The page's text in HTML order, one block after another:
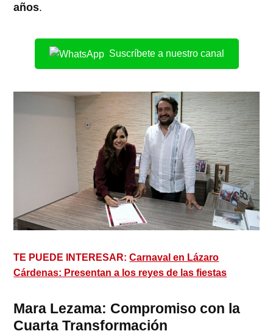
años.
Suscríbete a nuestro canal
TE PUEDE INTERESAR:Carnaval en Lázaro
Cárdenas: Presentan a los reyes de las fiestas
Mara Lezama: Compromiso con la
Cuarta Transformación